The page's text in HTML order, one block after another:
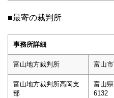
■最寄の裁判所
事務所詳細
富山地方裁判所 富山
富山地方裁判所高岡支
部
富山
6132